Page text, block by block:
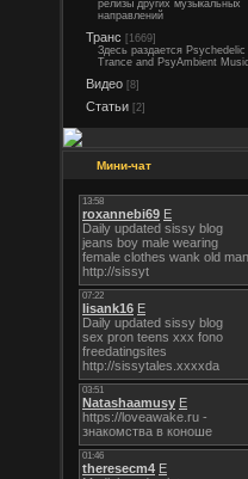
релизы других музыкальных
направлений
Транс [1669]
Здесь раздается Psychedelic
Trance and PsyAmbient
Видео [8]
Статьи [2]
Мини-чат